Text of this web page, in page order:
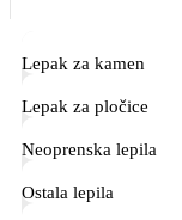
Lepak za kamen
Lepak za pločice
Neoprenska lepila
Ostala lepila